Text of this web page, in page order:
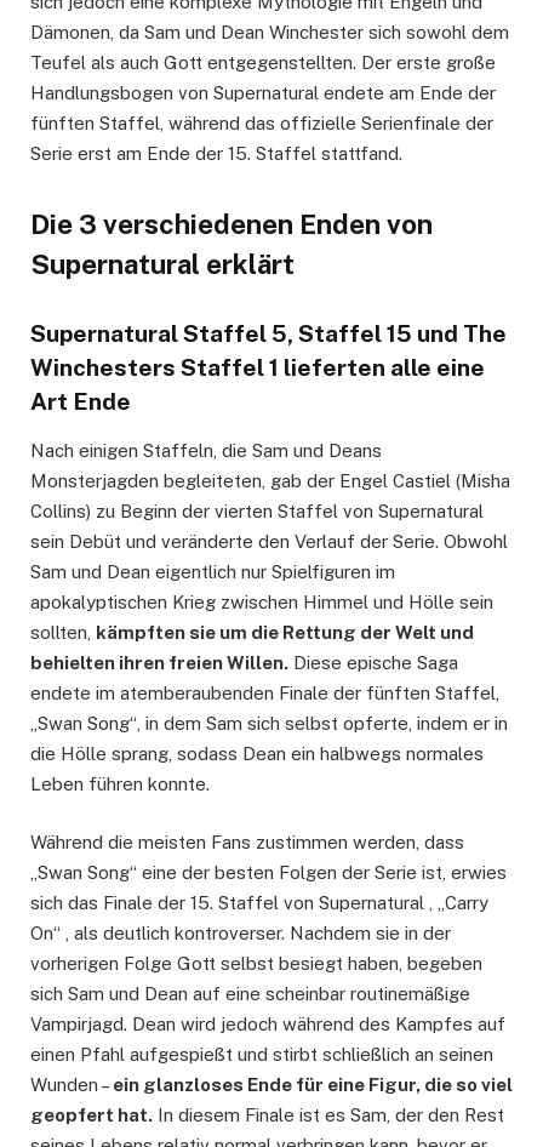
Dämonen, da Sam und Dean Winchester sich sowohl dem
Teufel als auch Gott entgegenstellten. Der erste große
Handlungsbogen von Supernatural endete am Ende der
fünften Staffel, während das offizielle Serienfinale der
Serie erst am Ende der 15. Staffel stattfand.
Die 3 verschiedenen Enden von
Supernatural erklärt
Supernatural Staffel 5, Staffel 15 und The
Winchesters Staffel 1 lieferten alle eine
Art Ende
Nach einigen Staffeln, die Sam und Deans
Monsterjagden begleiteten, gab der Engel Castiel (Misha
Collins) zu Beginn der vierten Staffel von Supernatural
sein Debüt und veränderte den Verlauf der Serie. Obwohl
Sam und Dean eigentlich nur Spielfiguren im
apokalyptischen Krieg zwischen Himmel und Hölle sein
sollten, kämpften sie um die Rettung der Welt und
behielten ihren freien Willen. Diese epische Saga
endete im atemberaubenden Finale der fünften Staffel,
„Swan Song“, in dem Sam sich selbst opferte, indem er in
die Hölle sprang, sodass Dean ein halbwegs normales
Leben führen konnte.
Während die meisten Fans zustimmen werden, dass
„Swan Song“ eine der besten Folgen der Serie ist, erwies
sich das Finale der 15. Staffel von Supernatural , „Carry
On“ , als deutlich kontroverser. Nachdem sie in der
vorherigen Folge Gott selbst besiegt haben, begeben
sich Sam und Dean auf eine scheinbar routinemäßige
Vampirjagd. Dean wird jedoch während des Kampfes auf
einen Pfahl aufgespießt und stirbt schließlich an seinen
Wunden – ein glanzloses Ende für eine Figur, die so viel
geopfert hat. In diesem Finale ist es Sam, der den Rest